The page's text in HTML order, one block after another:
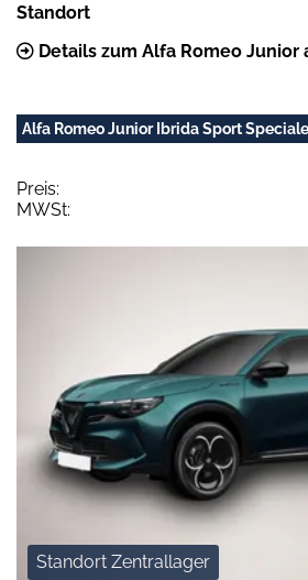
Standort
Details zum Alfa Romeo Junior
Alfa Romeo Junior Ibrida Sport
Preis:
MWSt:
Standort Zentrallager